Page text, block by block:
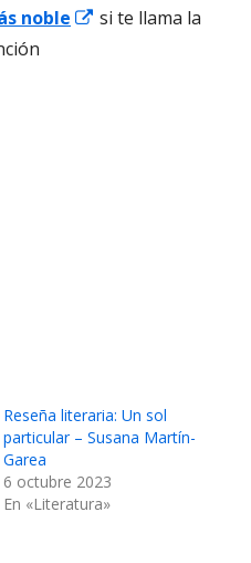
ventana
noble
Abrir
si te llama la
Reseña literaria: Un sol
particular – Susana Martín-
Garea
6 octubre 2023
En «Literatura»